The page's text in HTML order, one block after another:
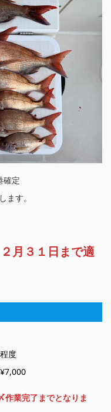
確定
ます。
月３１日まで適
度
作業完了までとなりま